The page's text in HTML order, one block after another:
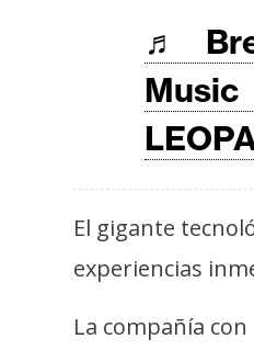
R
c
♬
El gigante
experiencias
La compañía